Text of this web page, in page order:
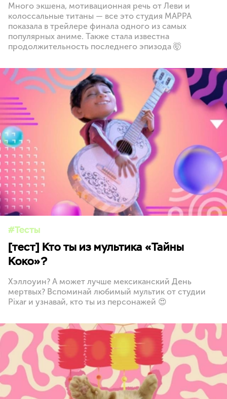
Много экшена, мотивационная речь от Леви и
колоссальные титаны — все это студия MAPPA
показала в трейлере финала одного из самых
популярных аниме. Также стала известна
продолжительность последнего эпизода 🤯
Тесты
[тест] Кто ты из мультика «Тайны
Коко»?
Хэллоуин? А может лучше мексиканский День
мертвых? Вспоминай любимый мультик от студии
Pixar и узнавай, кто ты из персонажей 😍